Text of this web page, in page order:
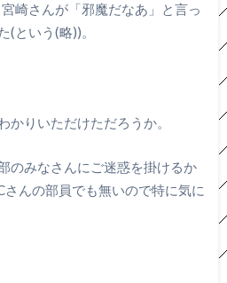
崎さんが「邪魔だなあ」と言っ
(という(略))。
かりいただけただろうか。
のみなさんにご迷惑を掛けるか
さんの部員でも無いので特に気に